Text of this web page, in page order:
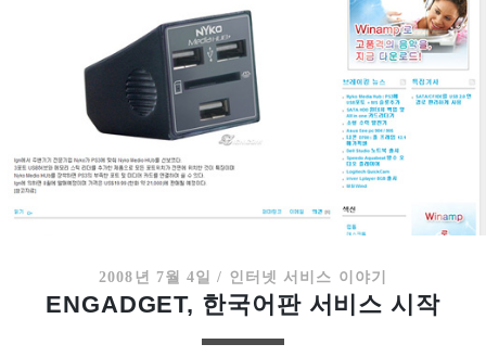
2008년 7월 4일 / 인터넷 서비스 이야기
ENGADGET, 한국어판 서비스 시작